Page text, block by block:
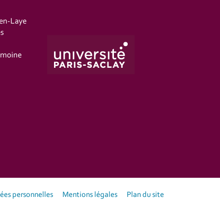
Laye
personnelles Mentions légales Plan du site